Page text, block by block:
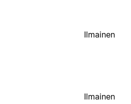
Ilmainen
Ilmainen